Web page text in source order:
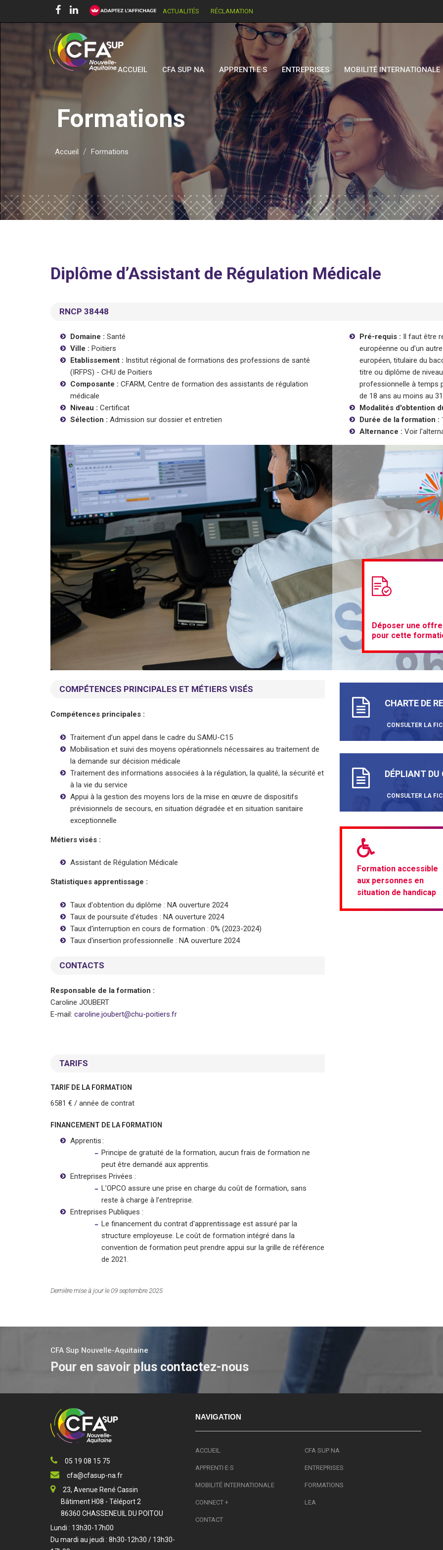
ACTUALITÉS RÉCLAMATION
ACCUEIL CFA SUP NA APPRENTI·E·S ENTREPRISES MOBILITÉ INTERNATIONALE
Formations
Accueil Formations
Diplôme d’Assistant de Régulation Médicale
RNCP 38448
Domaine : Santé
Ville : Poitiers
Etablissement : Institut régional de formations des professions de santé
(IRFPS) - CHU de Poitiers
Composante : CFARM, Centre de formation des assistants de régulation
médicale
Niveau : Certificat
Sélection : Admission sur dossier et entretien
Pré-requis : Il faut être
européenne ou d’un
européen, titulaire du
titre ou diplôme de
professionnelle à temps
de 18 ans au moins au
Modalités d'obtention
Durée de la formation :
Alternance : Voir
Déposer une offre
pour cette
COMPÉTENCES PRINCIPALES ET MÉTIERS VISÉS
Compétences principales :
Traitement d’un appel dans le cadre du SAMU-C15
Mobilisation et suivi des moyens opérationnels nécessaires au traitement de
la demande sur décision médicale
Traitement des informations associées à la régulation, la qualité, la sécurité et
à la vie du service
Appui à la gestion des moyens lors de la mise en œuvre de dispositifs
prévisionnels de secours, en situation dégradée et en situation sanitaire
exceptionnelle
Métiers visés :
Assistant de Régulation Médicale
Statistiques apprentissage :
Taux d'obtention du diplôme : NA ouverture 2024
Taux de poursuite d'études : NA ouverture 2024
Taux d'interruption en cours de formation : 0% (2023-2024)
Taux d'insertion professionnelle : NA ouverture 2024
CONTACTS
Responsable de la formation :
Caroline JOUBERT
E-mail: caroline.joubert@chu-poitiers.fr
TARIFS
TARIF DE LA FORMATION
6581 € / année de contrat
FINANCEMENT DE LA FORMATION
Apprentis :
Principe de gratuité de la formation, aucun frais de formation ne
peut être demandé aux apprentis.
Entreprises Privées :
L’OPCO assure une prise en charge du coût de formation, sans
reste à charge à l’entreprise.
Entreprises Publiques :
Le financement du contrat d'apprentissage est assuré par la
structure employeuse. Le coût de formation intégré dans la
convention de formation peut prendre appui sur la grille de référence
de 2021.
CHARTE DE
CONSULTER LA
DÉPLIANT DU
CONSULTER LA
Formation accessible
aux personnes en
situation de handicap
Dernière mise à jour le 09 septembre 2025
CFA Sup Nouvelle-Aquitaine
Pour en savoir plus contactez-nous
05 19 08 15 75
cfa@cfasup-na.fr
23, Avenue René Cassin
Bâtiment H08 - Téléport 2
86360 CHASSENEUIL DU POITOU
Lundi : 13h30-17h00
Du mardi au jeudi : 8h30-12h30 / 13h30-
NAVIGATION
ACCUEIL CFA SUP NA
APPRENTI·E·S ENTREPRISES
MOBILITÉ INTERNATIONALE FORMATIONS
CONNECT + LEA
CONTACT